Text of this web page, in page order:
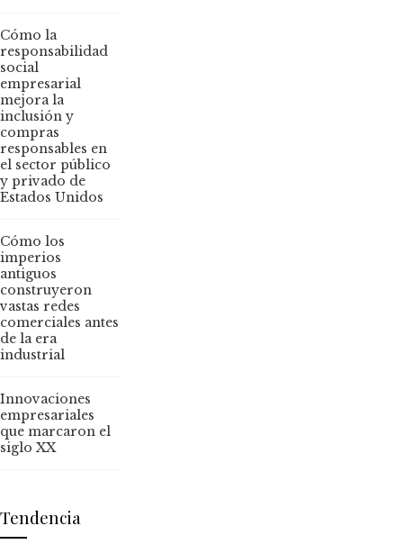
Cómo la
responsabilidad
social
empresarial
mejora la
inclusión y
compras
responsables en
el sector público
y privado de
Estados Unidos
Cómo los
imperios
antiguos
construyeron
vastas redes
comerciales antes
de la era
industrial
Innovaciones
empresariales
que marcaron el
siglo XX
Tendencia